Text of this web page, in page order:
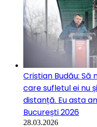
Cristian Budău: Să
care sufletul ei nu
distanță. Eu asta
București 2026
28.03.2026